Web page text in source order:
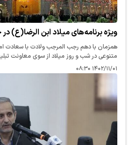
ویژه برنامه‌های میلاد ابن الرضا(ع)
همزمان با دهم رجب المرجب ولادت با سعادت
متنوعی در شب و روز میلاد از سوی معاونت
رضوی در حرم علی بن موسی الرضا(ع) تدارک
۱۴۰۲/۱۱/۰۱ ۰۸:۳۰